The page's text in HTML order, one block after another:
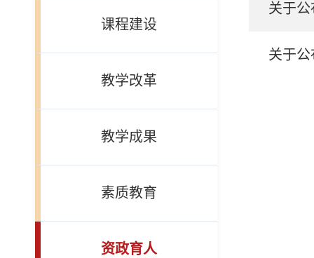
课程建设
教学改革
教学成果
素质教育
资政育人
关于
关于